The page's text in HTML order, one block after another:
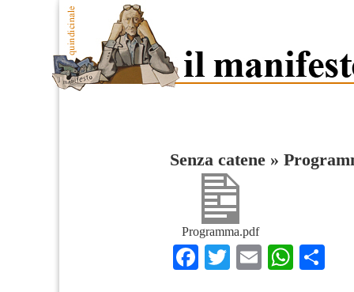
Senza catene »
Programma.pdf
Facebook
TwitterEmail